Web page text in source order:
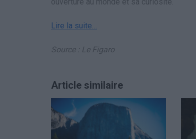
Lire la suite…
Source : Le Figaro
Article similaire